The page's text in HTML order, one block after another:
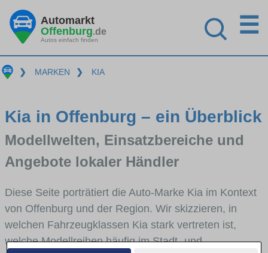
Automarkt
Offenburg.de
Autos einfach finden
☰
❯ MARKEN ❯ KIA
Kia in Offenburg – ein Überblick
Modellwelten, Einsatzbereiche und
Angebote lokaler Händler
Diese Seite porträtiert die Auto-Marke Kia im Kontext
von Offenburg und der Region. Wir skizzieren, in
welchen Fahrzeugklassen Kia stark vertreten ist,
welche Modellreihen häufig im Stadt- und